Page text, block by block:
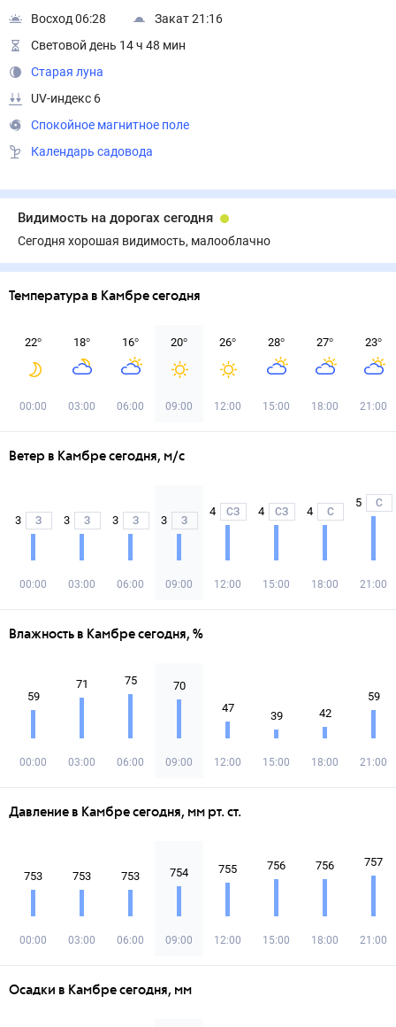
Восход 06:28
Закат 21:16
Световой день 14 ч 48 мин
Старая луна
UV-индекс 6
Спокойное магнитное поле
Календарь садовода
Видимость на дорогах сегодня
Сегодня хорошая видимость, малооблачно
Температура в Камбре сегодня
22°
00:00
18°
03:00
16°
06:00
20°
09:00
26°
12:00
28°
15:00
27°
18:00
23°
21:00
Ветер в Камбре сегодня, м/с
3 З
00:00
3 З
03:00
3 З
06:00
3 З
09:00
4 СЗ
12:00
4 СЗ
15:00
4 С
18:00
5 С
21:00
Влажность в Камбре сегодня, %
59
00:00
71
03:00
75
06:00
70
09:00
47
12:00
39
15:00
42
18:00
59
21:00
Давление в Камбре сегодня, мм рт. ст.
753
00:00
753
03:00
753
06:00
754
09:00
755
12:00
756
15:00
756
18:00
757
21:00
Осадки в Камбре сегодня, мм